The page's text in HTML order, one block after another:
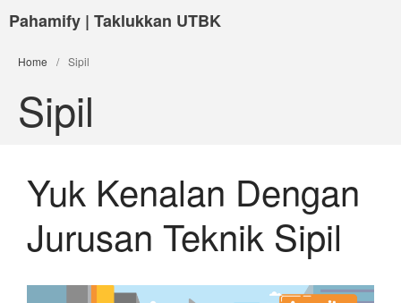
Pahamify | Taklukkan UTBK
Home / Sipil
Sipil
Yuk Kenalan Dengan
Jurusan Teknik Sipil